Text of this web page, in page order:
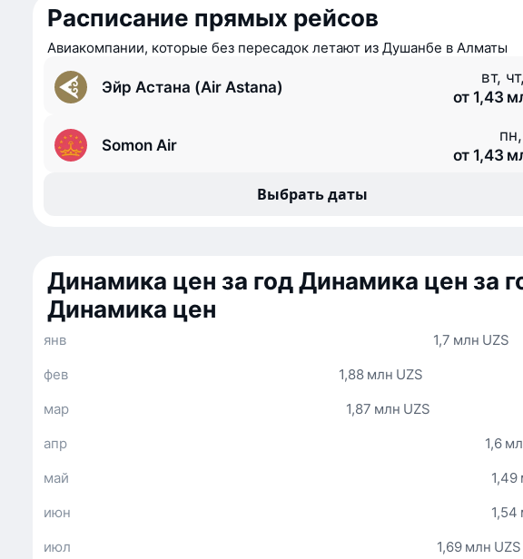
Расписание прямых рейсов
Авиакомпании, которые без пересадок летают из Душанбе в Алматы
Эйр Астана (Air Astana)
вт,
от 1,43
Somon Air
от 1,43
Выбрать даты
Динамика цен за годДинамика цен за
Динамика цен
1,7 млн UZS
янв
1,88 млн UZS
фев
1,87 млн UZS
мар
1,6
апр
1,49
май
1,54
июн
1,69 млн UZS
июл